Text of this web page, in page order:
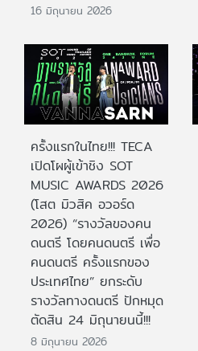
16 มิถุนายน 2026
ครั้งแรกในไทย!!! TECA
เปิดโผผู้เข้าชิง SOT
MUSIC AWARDS 2026
(โสต มิวสิค อวอร์ด
2026) “รางวัลของคน
ดนตรี โดยคนดนตรี เพื่อ
คนดนตรี ครั้งแรกของ
ประเทศไทย” ยกระดับ
รางวัลทางดนตรี ปักหมุด
ตัดสิน 24 มิถุนายนนี้!!!
8 มิถุนายน 2026